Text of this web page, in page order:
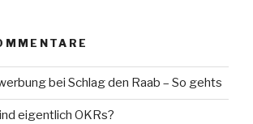
bei Schlag den Raab – So gehts
eigentlich OKRs?